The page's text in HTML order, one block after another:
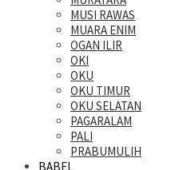
MUSI RAWAS
MUARA ENIM
OGAN ILIR
OKI
OKU
OKU TIMUR
OKU SELATAN
PAGARALAM
PALI
PRABUMULIH
BABEL